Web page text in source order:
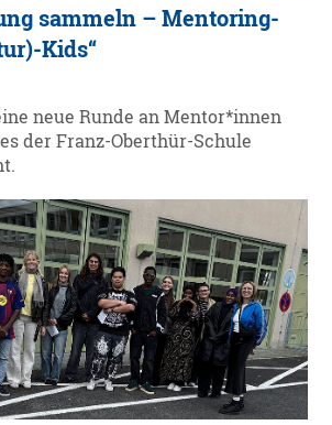
sammeln – Mentoring-
Kids“
neue Runde an Mentor*innen
der Franz-Oberthür-Schule